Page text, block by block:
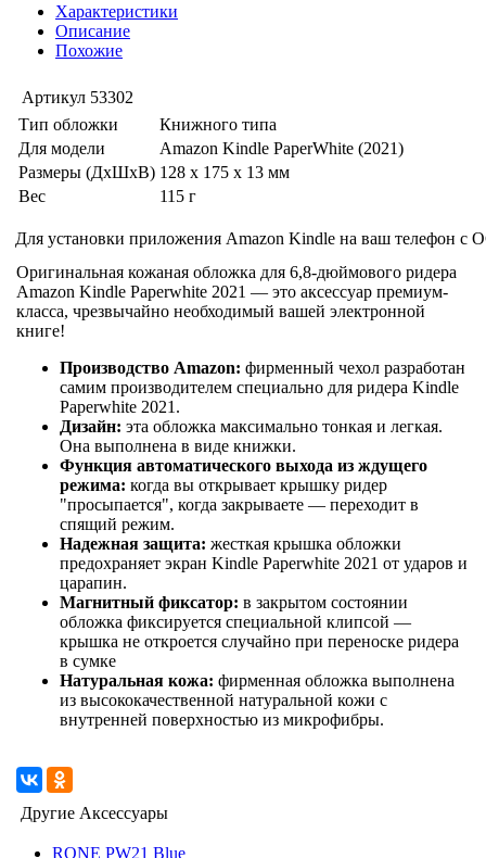
Характеристики
Описание
Похожие
Артикул 53302
Тип обложки
Книжного типа
Для модели
Amazon Kindle PaperWhite (2021)
Размеры (ДхШхВ) 128 x 175 x 13 мм
Вес
115 г
Для установки приложения Amazon Kindle на ваш телефон с
Оригинальная кожаная обложка для 6,8-дюймового ридера
Amazon Kindle Paperwhite 2021 — это аксессуар премиум-
класса, чрезвычайно необходимый вашей электронной
книге!
Производство Amazon: фирменный чехол разработан
самим производителем специально для ридера Kindle
Paperwhite 2021.
Дизайн: эта обложка максимально тонкая и легкая.
Она выполнена в виде книжки.
Функция автоматического выхода из ждущего
режима: когда вы открывает крышку ридер
"просыпается", когда закрываете — переходит в
спящий режим.
Надежная защита: жесткая крышка обложки
предохраняет экран Kindle Paperwhite 2021 от ударов и
царапин.
Магнитный фиксатор: в закрытом состоянии
обложка фиксируется специальной клипсой —
крышка не откроется случайно при переноске ридера
в сумке
Натуральная кожа: фирменная обложка выполнена
из высококачественной натуральной кожи с
внутренней поверхностью из микрофибры.
Другие Аксессуары
RONE PW21 Blue